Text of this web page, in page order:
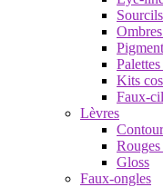
Sourcils
Kits
Faux-
Lèvres
Gloss
Faux-ongles